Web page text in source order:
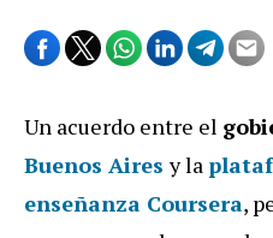
Un acuerdo entre el
Buenos Aires y la
enseñanza Coursera,